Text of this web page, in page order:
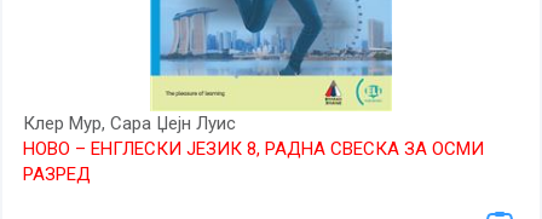
Клер Мур, Сара Џејн Луис
НОВО – ЕНГЛЕСКИ ЈЕЗИК 8, РАДНА СВЕСКА ЗА ОСМИ
РАЗРЕД